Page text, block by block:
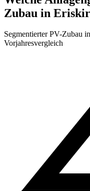
Zubau in
Segmentierter PV-Zubau
Vorjahresvergleich